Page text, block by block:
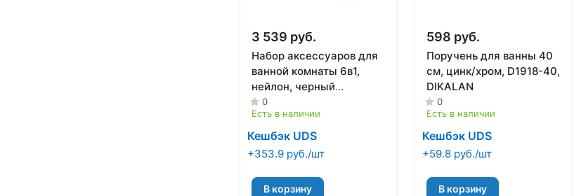
3 539 руб.
Набор аксессуаров для
ванной комнаты 6в1,
нейлон, черный
ACCOONA A12200F-6
0
Есть в наличии
Кешбэк UDS
+353.9 руб./шт
В корзину
598 руб.
Поручень для ванны 40
см, цинк/хром, D1918-40,
DIKALAN
0
Есть в наличии
Кешбэк UDS
+59.8 руб./шт
В корзину